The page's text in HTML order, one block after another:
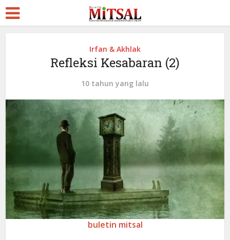
Irfan & Akhlak
Refleksi Kesabaran (2)
10 tahun yang lalu
buletin mitsal